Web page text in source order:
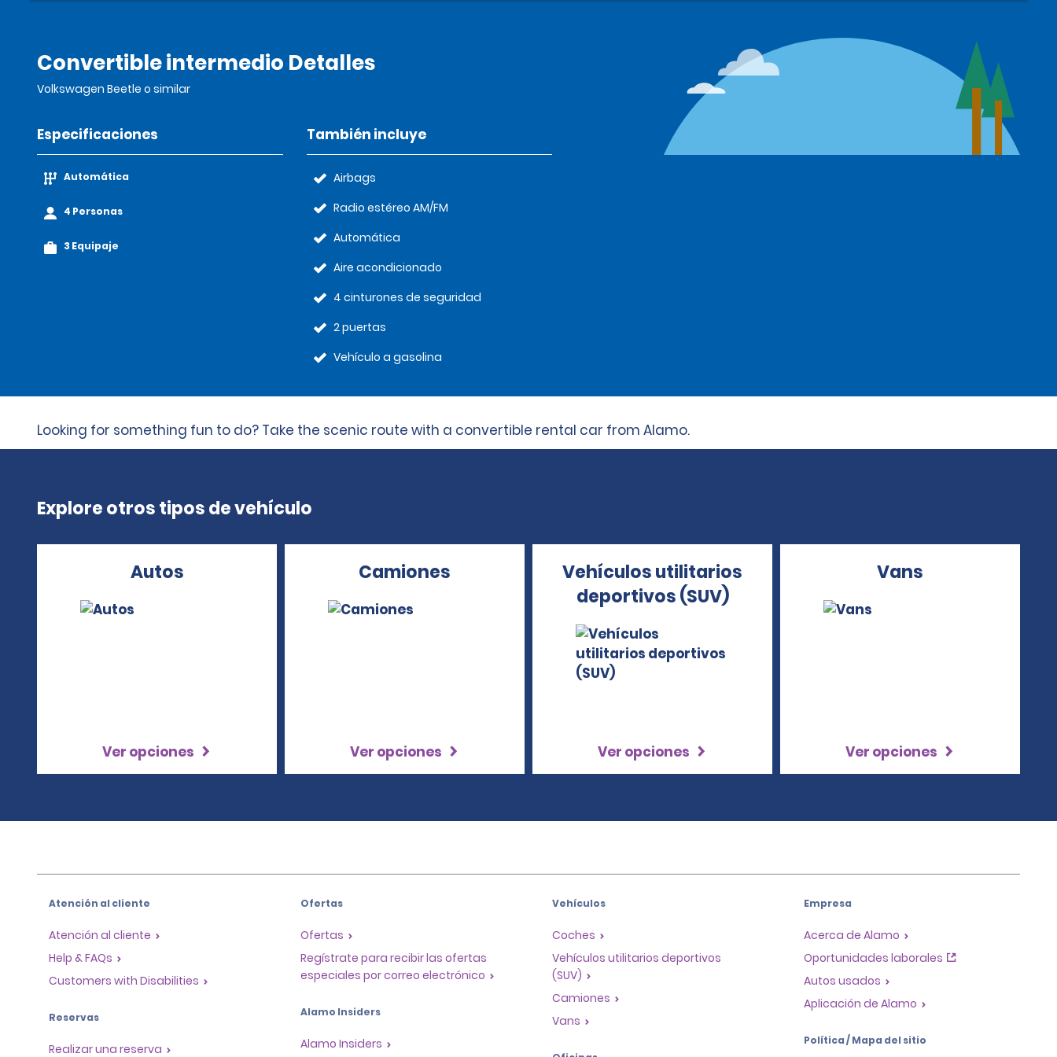
Convertible intermedio Detalles
Volkswagen Beetle o similar
Especificaciones
Automática
4 Personas
3 Equipaje
También incluye
Airbags
Radio estéreo AM/FM
Automática
Aire acondicionado
4 cinturones de seguridad
2 puertas
Vehículo a gasolina
Looking for something fun to do? Take the scenic route with a convertible rental car from Alamo.
Explore otros tipos de vehículo
Autos
Ver opciones
Camiones
Ver opciones
Vehículos utilitarios
deportivos (SUV)
Ver opciones
Vans
Ver opciones
Atención al cliente
Atención al cliente
Help & FAQs
Customers with Disabilities
Reservas
Realizar una reserva
Ofertas
Ofertas
Regístrate para recibir las ofertas
especiales por correo electrónico
Alamo Insiders
Alamo Insiders
Vehículos
Coches
Vehículos utilitarios deportivos
(SUV)
Camiones
Vans
Empresa
Acerca de Alamo
Oportunidades laborales
Autos usados
Aplicación de Alamo
Política / Mapa del sitio